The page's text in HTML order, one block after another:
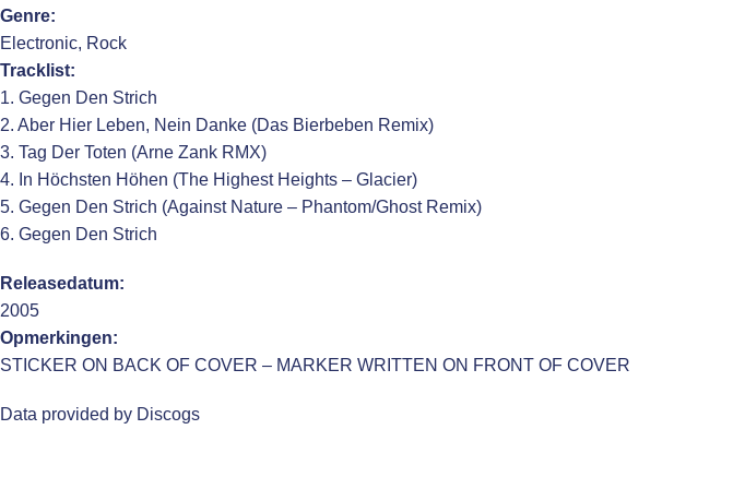
Genre:
Electronic, Rock
Tracklist:
1. Gegen Den Strich
2. Aber Hier Leben, Nein Danke (Das Bierbeben Remix)
3. Tag Der Toten (Arne Zank RMX)
4. In Höchsten Höhen (The Highest Heights – Glacier)
5. Gegen Den Strich (Against Nature – Phantom/Ghost Remix)
6. Gegen Den Strich
Releasedatum:
2005
Opmerkingen:
STICKER ON BACK OF COVER – MARKER WRITTEN ON FRONT OF COVER
Data provided by Discogs